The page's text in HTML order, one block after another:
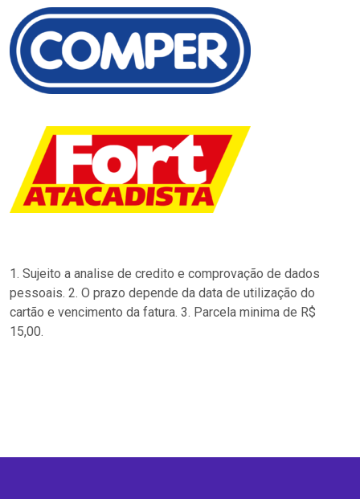
1. Sujeito a analise de credito e comprovação de dados
pessoais. 2. O prazo depende da data de utilização do
cartão e vencimento da fatura. 3. Parcela minima de R$
15,00.